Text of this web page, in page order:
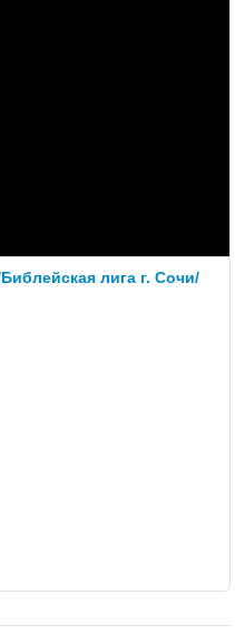
лига г. Сочи/